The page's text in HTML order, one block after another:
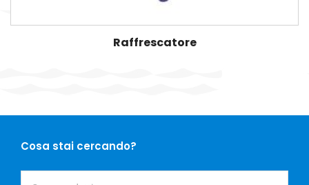
Raffrescatore
Cosa stai cercando?